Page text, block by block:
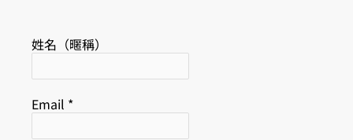
姓名（暱稱）
Email *